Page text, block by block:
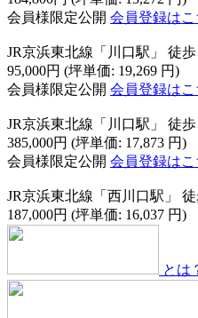
会員様限定公開 会員登録はこ
JR京浜東北線「川口駅」 徒歩
95,000円 (坪単価: 19,269 円)
会員様限定公開 会員登録はこ
JR京浜東北線「川口駅」 徒
385,000円 (坪単価: 17,873 円)
会員様限定公開 会員登録はこ
JR京浜東北線「西川口駅」
187,000円 (坪単価: 16,037 円)
とは